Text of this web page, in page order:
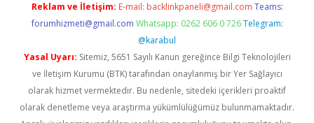
Reklam ve İletişim: E-mail: backlinkpaneli@gmail.com Teams:
forumhizmeti@gmail.com Whatsapp: 0262 606 0 726 Telegram:
@karabul
Yasal Uyarı: Sitemiz, 5651 Sayılı Kanun gereğince Bilgi Teknolojileri
ve İletişim Kurumu (BTK) tarafından onaylanmış bir Yer Sağlayıcı
olarak hizmet vermektedir. Bu nedenle, sitedeki içerikleri proaktif
olarak denetleme veya araştırma yükümlülüğümüz bulunmamaktadır.